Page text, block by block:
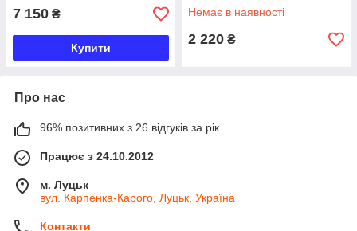
7 150 ₴
Купити
Немає в наявності
2 220 ₴
Про нас
96% позитивних з 26 відгуків за рік
Працює з 24.10.2012
м. Луцьк
вул. Карпенка-Карого, Луцьк, Україна
Контакти